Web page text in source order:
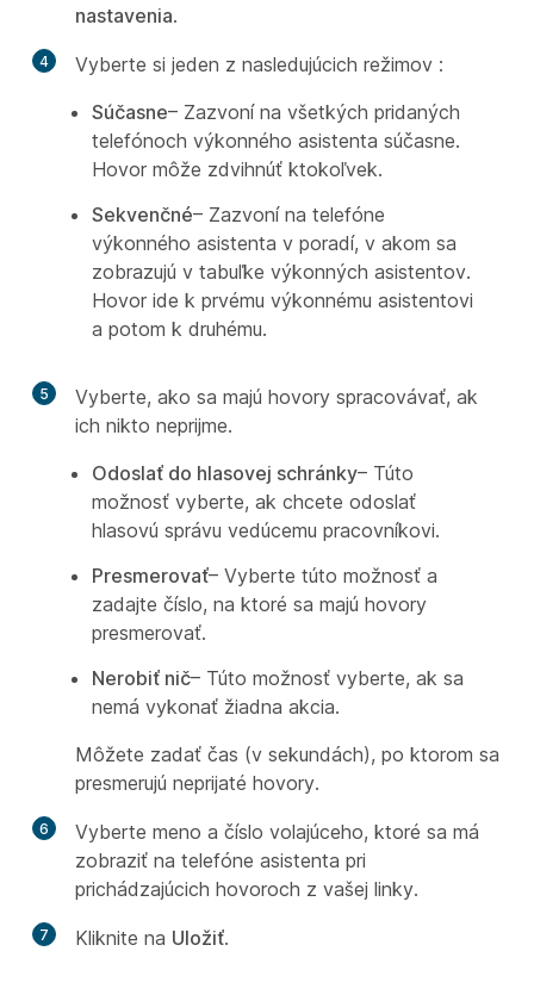
nastavenia.
4 Vyberte si jeden z nasledujúcich režimov :
Súčasne– Zazvoní na všetkých pridaných
telefónoch výkonného asistenta súčasne.
Hovor môže zdvihnúť ktokoľvek.
Sekvenčné– Zazvoní na telefóne
výkonného asistenta v poradí, v akom sa
zobrazujú v tabuľke výkonných asistentov.
Hovor ide k prvému výkonnému asistentovi
a potom k druhému.
5
Vyberte, ako sa majú hovory spracovávať, ak
ich nikto neprijme.
Odoslať do hlasovej schránky– Túto
možnosť vyberte, ak chcete odoslať
hlasovú správu vedúcemu pracovníkovi.
Presmerovať– Vyberte túto možnosť a
zadajte číslo, na ktoré sa majú hovory
presmerovať.
Nerobiť nič– Túto možnosť vyberte, ak sa
nemá vykonať žiadna akcia.
Môžete zadať čas (v sekundách), po ktorom sa
presmerujú neprijaté hovory.
6
Vyberte meno a číslo volajúceho, ktoré sa má
zobraziť na telefóne asistenta pri
prichádzajúcich hovoroch z vašej linky.
7 Kliknite na Uložiť.